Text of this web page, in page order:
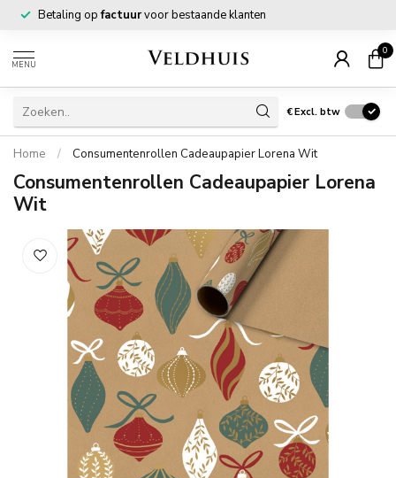
Betaling opfactuurvoor bestaande klanten
MENU
0
€Excl. btw
Home / Consumentenrollen Cadeaupapier Lorena Wit
Consumentenrollen Cadeaupapier Lorena
Wit